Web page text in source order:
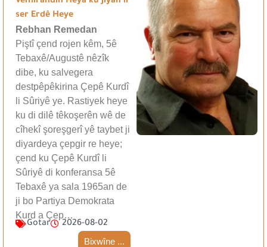
ser Erdê Heye
Rebhan Remedan
Piştî çend rojen kêm, 5ê
Tebaxê/Augustê nêzîk
dibe, ku salvegera
destpêpêkirina Çepê Kurdî
li Sûriyê ye. Rastiyek heye
ku di dilê têkoşerên wê de
cîhekî şoreşgerî yê taybet ji
diyardeya çepgir re heye;
çend ku Çepê Kurdî li
Sûriyê di konferansa 5ê
Tebaxê ya sala 1965an de
ji bo Partiya Demokrata
Kurd a Çep…
Gotar 2026-08-02
Bixwîne ...